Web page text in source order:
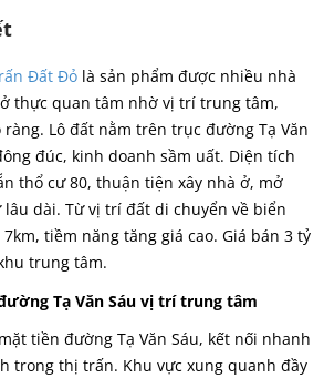
Đất Đỏ là sản phẩm được nhiều nhà
thực quan tâm nhờ vị trí trung tâm,
Lô đất nằm trên trục đường Tạ Văn
đúc, kinh doanh sầm uất. Diện tích
thổ cư 80, thuận tiện xây nhà ở, mở
dài. Từ vị trí đất di chuyển về biển
tiềm năng tăng giá cao. Giá bán 3 tỷ
trung tâm.
Tạ Văn Sáu vị trí trung tâm
tiền đường Tạ Văn Sáu, kết nối nhanh
trong thị trấn. Khu vực xung quanh đầy